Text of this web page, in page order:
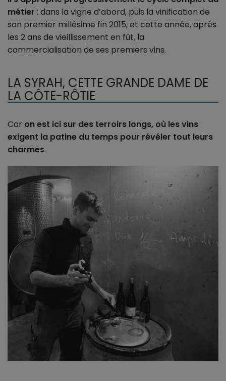
métier : dans la vigne d’abord, puis la vinification de
son premier millésime fin 2015, et cette année, après
les 2 ans de vieillissement en fût, la
commercialisation de ses premiers vins.
LA SYRAH, CETTE GRANDE DAME DE
LA CÔTE-RÔTIE
Car on est ici sur des terroirs longs, où les vins
exigent la patine du temps pour révéler tout leurs
charmes.